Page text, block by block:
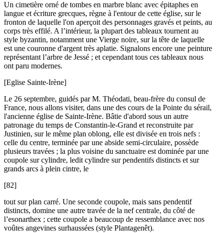
Un cimetière orné de tombes en marbre blanc avec épitaphes en
langue et écriture grecques, règne à l'entour de cette église, sur le
fronton de laquelle l'on aperçoit des personnages gravés et peints, au
corps très effilé. A l’intérieur, la plupart des tableaux tournent au
style byzantin, notamment une Vierge noire, sur la tête de laquelle
est une couronne d'argent très aplatie. Signalons encore une peinture
représentant l’arbre de Jessé ; et cependant tous ces tableaux nous
ont paru modernes.
[Eglise Sainte-Irène]
Le 26 septembre, guidés par M. Théodati, beau-frère du consul de
France, nous allons visiter, dans une des cours de la Pointe du sérail,
l'ancienne église de Sainte-Irène. Bâtie d'abord sous un autre
patronage du temps de Constantin-le-Grand et reconstruite par
Justinien, sur le même plan oblong, elle est divisée en trois nefs :
celle du centre, terminée par une abside semi-circulaire, possède
plusieurs travées ; la plus voisine du sanctuaire est dominée par une
coupole sur cylindre, ledit cylindre sur pendentifs distincts et sur
grands arcs à plein cintre, le
[82]
tout sur plan carré. Une seconde coupole, mais sans pendentif
distincts, domine une autre travée de la nef centrale, du côté de
l’esonarthex ; cette coupole a beaucoup de ressemblance avec nos
voûtes angevines surhaussées (style Plantagenêt).